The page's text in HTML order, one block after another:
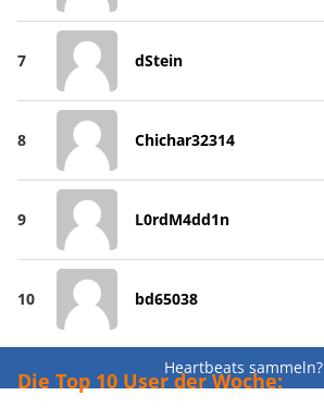
7 dStein
8 Chichar32314
9 L0rdM4dd1n
10 bd65038
Heartbeats sammeln?
Die Top 10 User der Woche: